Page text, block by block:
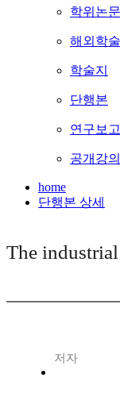
학위논문
해외학
학술지
단행본
연구보
공개강의
home
단행본 상세
The
저자